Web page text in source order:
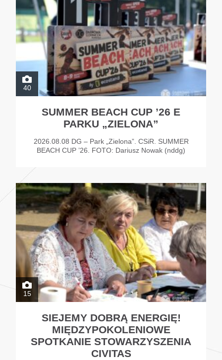
40
SUMMER BEACH CUP ’26 E
PARKU „ZIELONA”
2026.08.08 DG – Park „Zielona”. CSiR. SUMMER
BEACH CUP ’26. FOTO: Dariusz Nowak (nddg)
15
SIEJEMY DOBRĄ ENERGIĘ!
MIĘDZYPOKOLENIOWE
SPOTKANIE STOWARZYSZENIA
CIVITAS